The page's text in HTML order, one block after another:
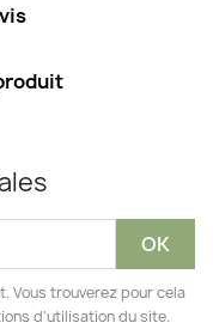
Vous trouverez pour cela
d'utilisation du site.